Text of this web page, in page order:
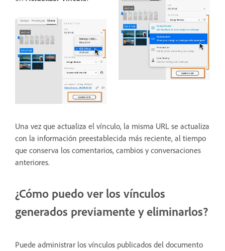
Una vez que actualiza el vínculo, la misma URL se actualiza
con la información preestablecida más reciente, al tiempo
que conserva los comentarios, cambios y conversaciones
anteriores.
¿Cómo puedo ver los vínculos
generados previamente y eliminarlos?
Puede administrar los vínculos publicados del documento